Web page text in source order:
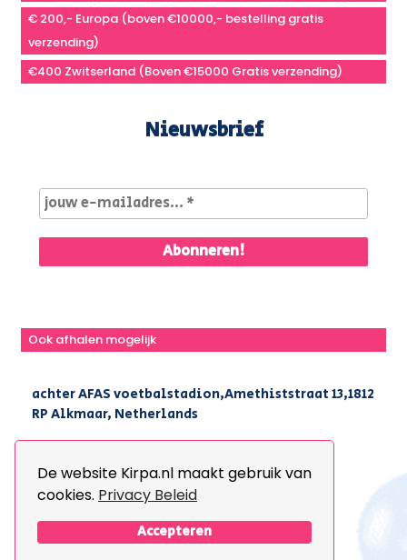
De website Kirpa.nl maakt gebruik van
cookies. Privacy Beleid
Accepteren
€ 200,- Europa (boven €10000,- bestelling gratis
verzending)
€400 Zwitserland (Boven €15000 Gratis verzending)
Nieuwsbrief
Ook afhalen mogelijk
achter AFAS voetbalstadion,Amethiststraat 13,1812
RP Alkmaar, Netherlands
+31(0) 251 296 806 info@kirpa.nl
© 2026 Kirpa. All Rights Reserved.
The Webdesign